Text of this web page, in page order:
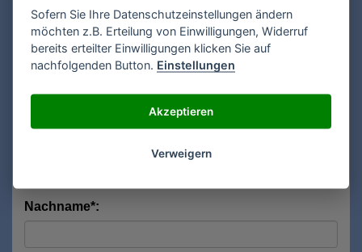
Modell:
Nachname*:
Sofern Sie Ihre Datenschutzeinstellungen ändern
möchten z.B. Erteilung von Einwilligungen, Widerruf
bereits erteilter Einwilligungen klicken Sie auf
nachfolgenden Button. Einstellungen
Akzeptieren
Verweigern